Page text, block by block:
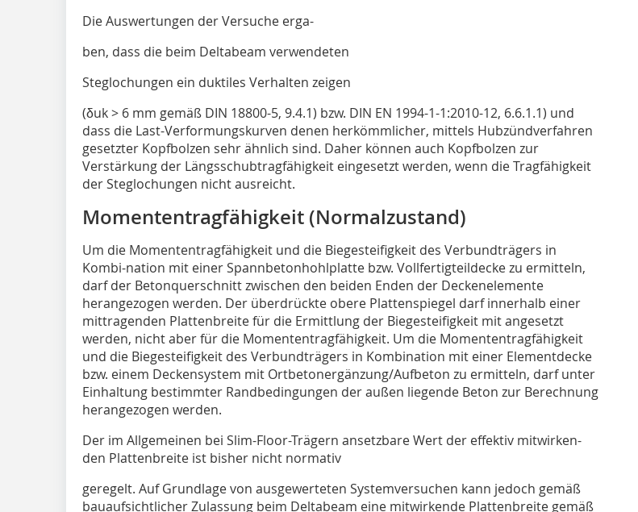
Die Auswertungen der Versuche erga-
ben, dass die beim Deltabeam verwendeten
Steglochungen ein duktiles Verhalten zeigen
(δuk > 6 mm gemäß DIN 18800-5, 9.4.1) bzw. DIN EN 1994-1-1:2010-12, 6.6.1.1) und
dass die Last-Verformungskurven denen herkömmlicher, mittels Hubzündverfahren
gesetzter Kopfbolzen sehr ähnlich sind. Daher können auch Kopfbolzen zur
Verstärkung der Längsschubtragfähigkeit eingesetzt werden, wenn die Tragfähigkeit
der Steglochungen nicht ausreicht.
Momententragfähigkeit (Normalzustand)
Um die Momententragfähigkeit und die Biegesteifigkeit des Verbundträgers in
Kombi-nation mit einer Spannbetonhohlplatte bzw. Vollfertigteildecke zu ermitteln,
darf der Betonquerschnitt zwischen den beiden Enden der Deckenelemente
herangezogen werden. Der überdrückte obere Plattenspiegel darf innerhalb einer
mittragenden Plattenbreite für die Ermittlung der Biegesteifigkeit mit angesetzt
werden, nicht aber für die Momententragfähigkeit. Um die Momententragfähigkeit
und die Biegesteifigkeit des Verbundträgers in Kombination mit einer Elementdecke
bzw. einem Deckensystem mit Ortbetonergänzung/Aufbeton zu ermitteln, darf unter
Einhaltung bestimmter Randbedingungen der außen liegende Beton zur Berechnung
herangezogen werden.
Der im Allgemeinen bei Slim-Floor-Trägern ansetzbare Wert der effektiv mitwirken-
den Plattenbreite ist bisher nicht normativ
geregelt. Auf Grundlage von ausgewerteten Systemversuchen kann jedoch gemäß
bauaufsichtlicher Zulassung beim Deltabeam eine mitwirkende Plattenbreite gemäß